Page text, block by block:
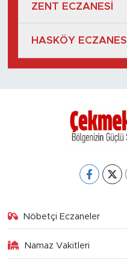
ZENT ECZANESİ
HASKÖY ECZANESİ
Nöbetçi Eczaneler
Namaz Vakitleri